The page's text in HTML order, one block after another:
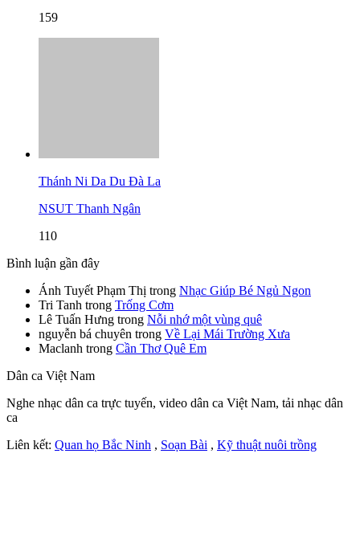
159
Thánh Ni Da Du Đà La
NSUT Thanh Ngân
110
Bình luận gần đây
Ánh Tuyết Phạm Thị trong Nhạc Giúp Bé Ngủ Ngon
Tri Tanh trong Trống Cơm
Lê Tuấn Hưng trong Nỗi nhớ một vùng quê
nguyễn bá chuyên trong Về Lại Mái Trường Xưa
Maclanh trong Cần Thơ Quê Em
Dân ca Việt Nam
Nghe nhạc dân ca trực tuyến, video dân ca Việt Nam, tải nhạc dân
ca
Liên kết: Quan họ Bắc Ninh , Soạn Bài , Kỹ thuật nuôi trồng